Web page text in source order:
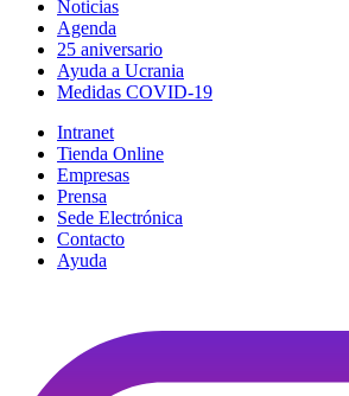
Noticias
Agenda
25 aniversario
Ayuda a Ucrania
Medidas COVID-19
Intranet
Tienda Online
Empresas
Prensa
Sede Electrónica
Contacto
Ayuda